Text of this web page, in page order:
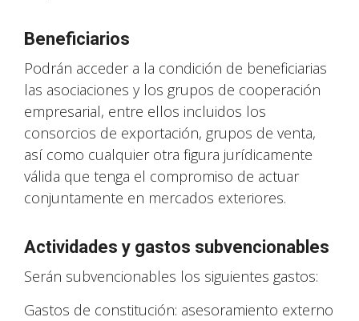
Beneficiarios
Podrán acceder a la condición de beneficiarias
las asociaciones y los grupos de cooperación
empresarial, entre ellos incluidos los
consorcios de exportación, grupos de venta,
así como cualquier otra figura jurídicamente
válida que tenga el compromiso de actuar
conjuntamente en mercados exteriores.
Actividades y gastos subvencionables
Serán subvencionables los siguientes gastos:
Gastos de constitución: asesoramiento externo